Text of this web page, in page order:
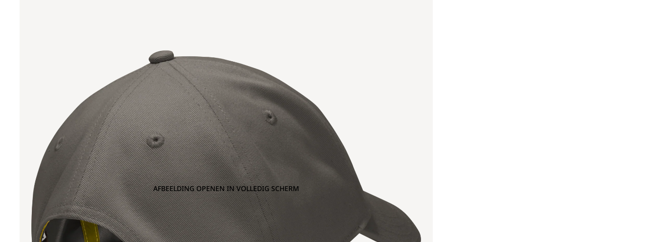
AFBEELDING OPENEN IN VOLLEDIG SCHERM